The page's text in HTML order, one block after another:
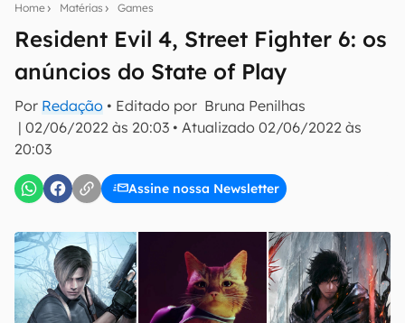
Home Matérias Games
Resident Evil 4, Street Fighter 6: os
anúncios do State of Play
Por Redação • Editado por Bruna Penilhas
| 02/06/2022 às 20:03 • Atualizado 02/06/2022 às
20:03
Assine nossa Newsletter
notícias e reviews sobre tecnologia em primeira
mão.
E-mail
Confirmo que li, aceito e concordo com os